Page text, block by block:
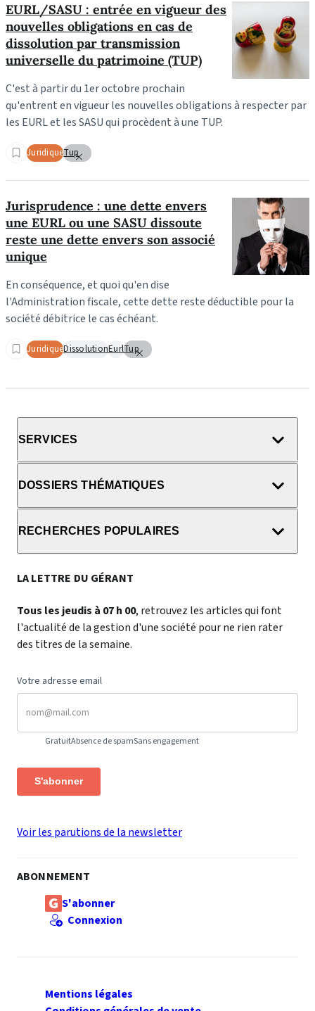
EURL/SASU : entrée en vigueur des
nouvelles obligations en cas de
dissolution par transmission
universelle du patrimoine (TUP)
C'est à partir du 1er octobre prochain
qu'entrent en vigueur les nouvelles obligations à respecter par
les EURL et les SASU qui procèdent à une TUP.
JuridiqueTup
Jurisprudence : une dette envers
une EURL ou une SASU dissoute
reste une dette envers son associé
unique
En conséquence, et quoi qu'en dise
l'Administration fiscale, cette dette reste déductible pour la
société débitrice le cas échéant.
JuridiqueDissolutionEurlTup
SERVICES
DOSSIERS THÉMATIQUES
RECHERCHES POPULAIRES
LA LETTRE DU GÉRANT
Tous les jeudis à 07 h 00, retrouvez les articles qui font
l'actualité de la gestion d'une société pour ne rien rater
des titres de la semaine.
Votre adresse email
GratuitAbsence de spamSans engagement
S'abonner
Voir les parutions de la newsletter
ABONNEMENT
S'abonner
Connexion
Mentions légales